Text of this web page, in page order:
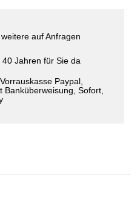
auf Anfragen
Jahren für Sie da
Paypal,
Banküberweisung, Sofort,